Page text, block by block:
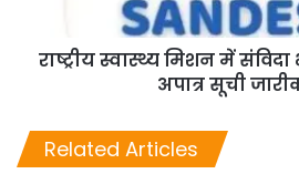
राष्ट्रीय स्वास्थ्य मिशन में संविदा
अपात्र सूची
Related Articles